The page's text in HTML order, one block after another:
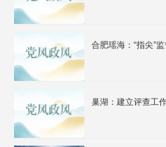
合肥瑶海：“指尖”
巢湖：建立评查工